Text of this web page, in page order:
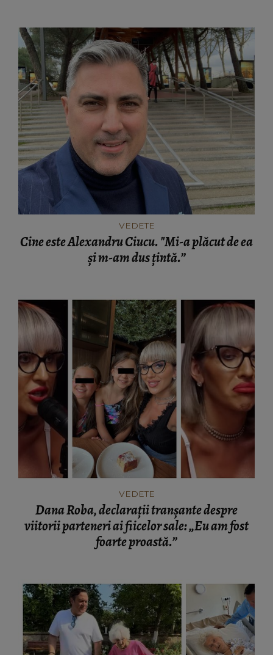
VEDETE
Cine este Alexandru Ciucu. "Mi-a plăcut de ea
și m-am dus țintă.”
VEDETE
Dana Roba, declarații tranșante despre
viitorii parteneri ai fiicelor sale: „Eu am fost
foarte proastă.”